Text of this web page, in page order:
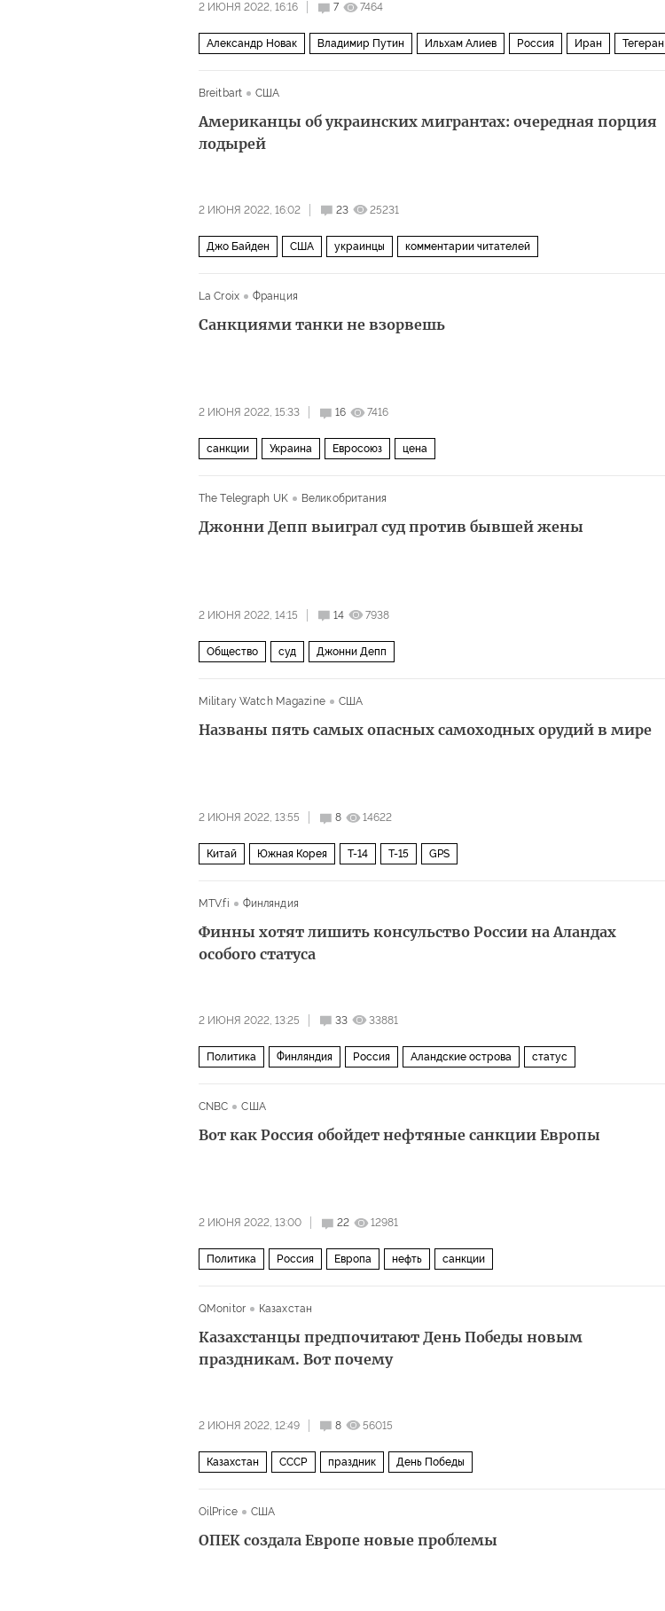
2 ИЮНЯ 2022, 16:16 7 7464
Александр Новак Владимир Путин Ильхам Алиев Россия Иран Тегеран
Breitbart
США
Американцы об украинских мигрантах: очередная порция
лодырей
2 ИЮНЯ 2022, 16:02 23 25231
Джо Байден США украинцы комментарии читателей
La Croix Франция
Санкциями танки не взорвешь
2 ИЮНЯ 2022, 15:33 16 7416
санкции Украина Евросоюз цена
The Telegraph UK Великобритания
Джонни Депп выиграл суд против бывшей жены
2 ИЮНЯ 2022, 14:15 14 7938
Общество суд Джонни Депп
Military Watch Magazine США
Названы пять самых опасных самоходных орудий в мире
2 ИЮНЯ 2022, 13:55 8 14622
Китай Южная Корея Т-14 Т-15 GPS
MTV.fi Финляндия
Финны хотят лишить консульство России на Аландах
особого статуса
2 ИЮНЯ 2022, 13:25 33 33881
Политика Финляндия Россия Аландские острова статус
CNBC США
Вот как Россия обойдет нефтяные санкции Европы
2 ИЮНЯ 2022, 13:00 22 12981
Политика Россия Европа нефть санкции
QMonitor Казахстан
Казахстанцы предпочитают День Победы новым
праздникам. Вот почему
2 ИЮНЯ 2022, 12:49 8 56015
Казахстан СССР праздник День Победы
OilPrice США
ОПЕК создала Европе новые проблемы